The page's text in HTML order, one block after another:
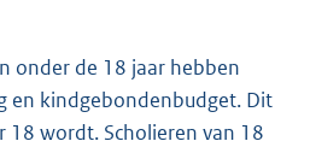
onder de 18 jaar hebben
en kindgebondenbudget. Dit
18 wordt. Scholieren van 18